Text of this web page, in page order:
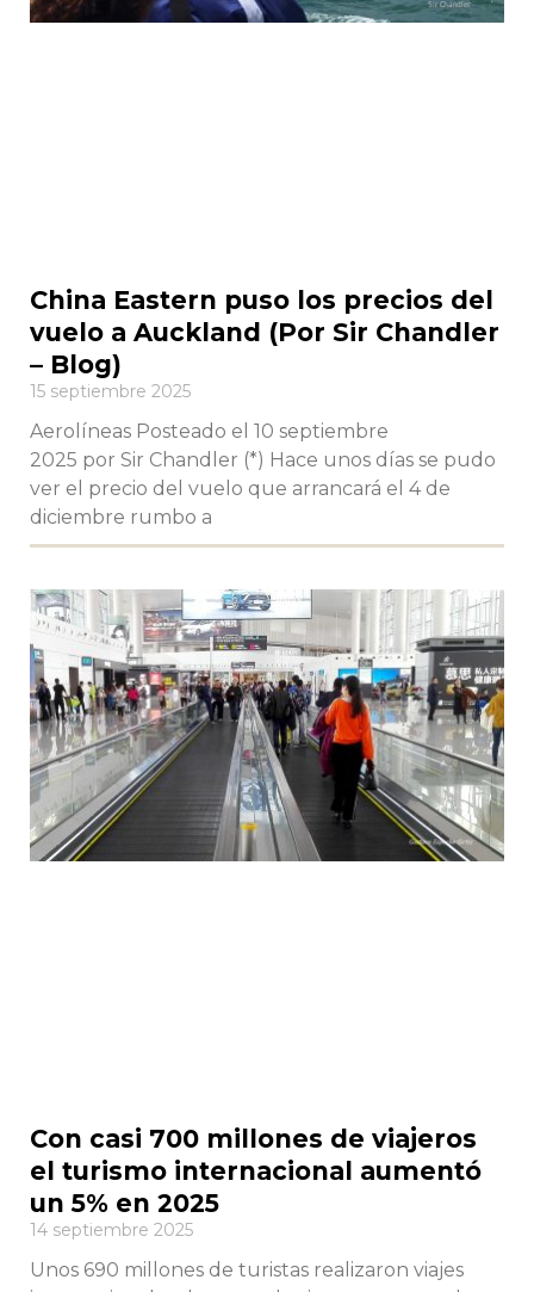
China Eastern puso los precios del
vuelo a Auckland (Por Sir Chandler
– Blog)
15 septiembre 2025
Aerolíneas Posteado el 10 septiembre
2025 por Sir Chandler (*) Hace unos días se pudo
ver el precio del vuelo que arrancará el 4 de
diciembre rumbo a
Con casi 700 millones de viajeros
el turismo internacional aumentó
un 5% en 2025
14 septiembre 2025
Unos 690 millones de turistas realizaron viajes